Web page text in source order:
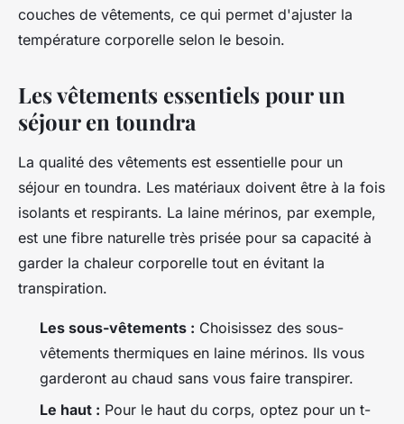
couches de vêtements, ce qui permet d'ajuster la
température corporelle selon le besoin.
Les vêtements essentiels pour un
séjour en toundra
La qualité des vêtements est essentielle pour un
séjour en toundra. Les matériaux doivent être à la fois
isolants et respirants. La laine mérinos, par exemple,
est une fibre naturelle très prisée pour sa capacité à
garder la chaleur corporelle tout en évitant la
transpiration.
Les sous-vêtements : Choisissez des sous-
vêtements thermiques en laine mérinos. Ils vous
garderont au chaud sans vous faire transpirer.
Le haut : Pour le haut du corps, optez pour un t-